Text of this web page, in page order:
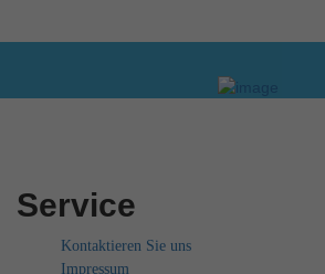
Service
Kontaktieren Sie uns
Impressum